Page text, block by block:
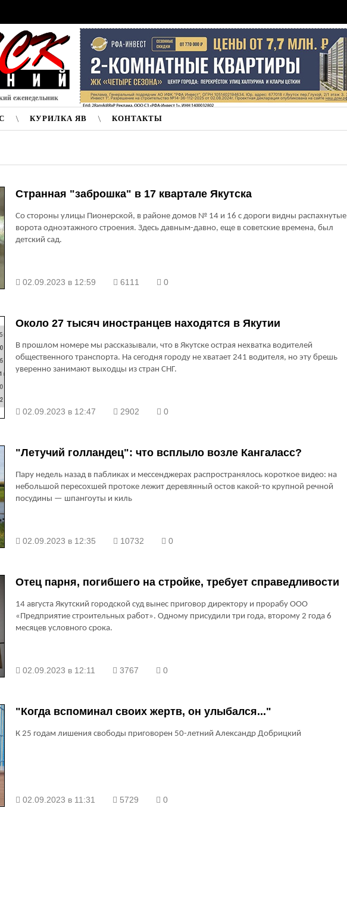
еженедельник
КУРИЛКА ЯВ КОНТАКТЫ
Странная "заброшка" в 17 квартале Якутска
Со стороны улицы Пионерской, в районе домов № 14 и 16 с дороги видны распахнутые
ворота одноэтажного строения. Здесь давным-давно, еще в советские времена, был
детский сад.
02.09.2023 в 12:59 6111 0
Около 27 тысяч иностранцев находятся в Якутии
В прошлом номере мы рассказывали, что в Якутске острая нехватка водителей
общественного транспорта. На сегодня городу не хватает 241 водителя, но эту брешь
уверенно занимают выходцы из стран СНГ.
02.09.2023 в 12:47 2902 0
"Летучий голландец": что всплыло возле Кангаласс?
Пару недель назад в пабликах и мессенджерах распространялось короткое видео: на
небольшой пересохшей протоке лежит деревянный остов какой-то крупной речной
посудины — шпангоуты и киль
02.09.2023 в 12:35 10732 0
Отец парня, погибшего на стройке, требует справедливости
14 августа Якутский городской суд вынес приговор директору и прорабу ООО
«Предприятие строительных работ». Одному присудили три года, второму 2 года 6
месяцев условного срока.
02.09.2023 в 12:11 3767 0
"Когда вспоминал своих жертв, он улыбался..."
К 25 годам лишения свободы приговорен 50-летний Александр Добрицкий
02.09.2023 в 11:31 5729 0